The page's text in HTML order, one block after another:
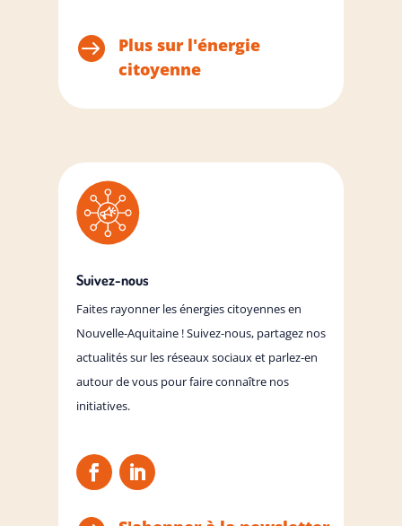

Plus sur l'énergie
citoyenne
Suivez-nous
Faites rayonner les énergies citoyennes en
Nouvelle-Aquitaine !Suivez-nous, partagez nos
actualités sur les réseaux sociaux et parlez-en
autour de vous pour faire connaître nos
initiatives.